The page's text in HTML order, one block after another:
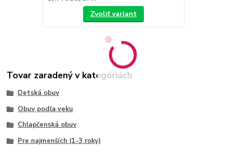
Zvoliť variant
Tovar zaradený v kategóriách
Detská obuv
Obuv podľa veku
Chlapčenská obuv
Pre najmenších (1-3 roky)